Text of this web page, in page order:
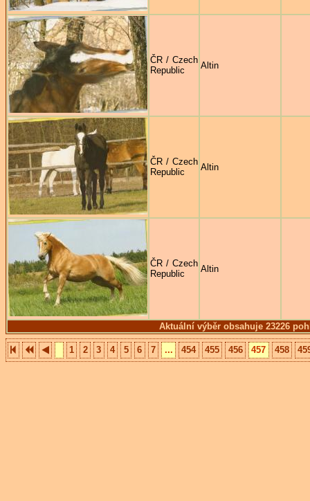
Aktuální výběr obsahuje 23226
ČR / Czech
Republic
Altin
ČR / Czech
Republic
Altin
ČR / Czech
Republic
Altin
1 2 3 4 5 6 7 ... 454 455 456 457 458